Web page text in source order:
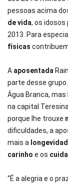
pessoas acima
de vida, os idosos
2013. Para
físicas
A aposentada
parte desse
Água Branca, mas
na capital
porque lhe trouxe
dificuldades, a
mais a
carinho e os
“É a alegria e o